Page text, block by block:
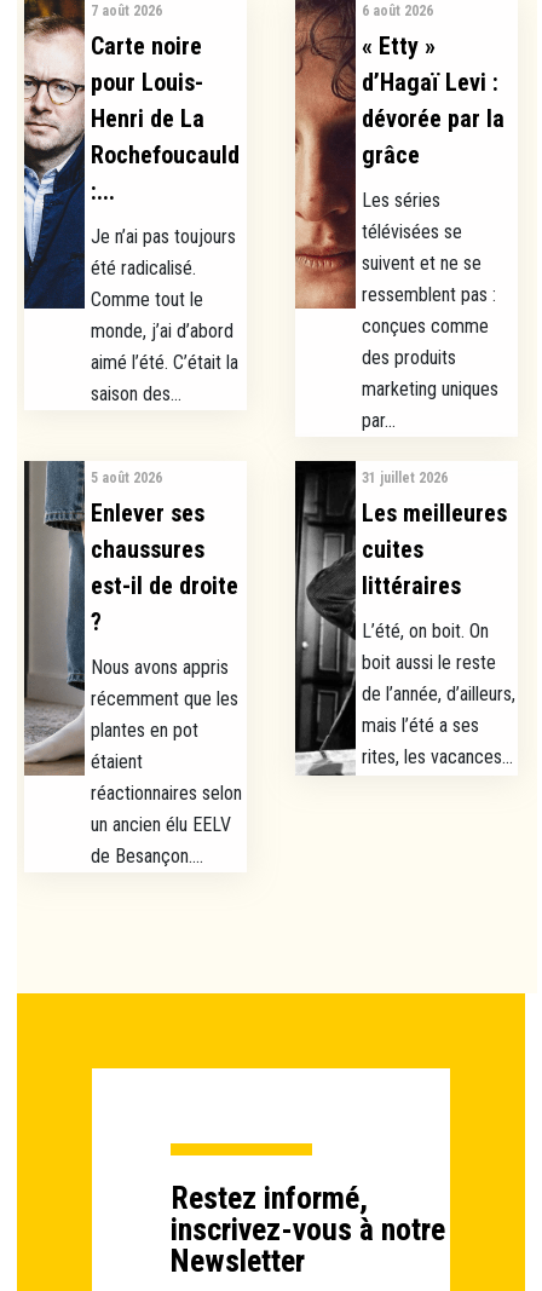
7 août 2026
Carte noire
pour Louis-
Henri de La
Rochefoucauld
:...
Je n’ai pas toujours
été radicalisé.
Comme tout le
monde, j’ai d’abord
aimé l’été. C’était la
saison des...
6 août 2026
« Etty »
d’Hagaï Levi :
dévorée par la
grâce
Les séries
télévisées se
suivent et ne se
ressemblent pas :
conçues comme
des produits
marketing uniques
par...
5 août 2026
Enlever ses
chaussures
est-il de droite
?
Nous avons appris
récemment que les
plantes en pot
étaient
réactionnaires selon
un ancien élu EELV
de Besançon....
31 juillet 2026
Les meilleures
cuites
littéraires
L’été, on boit. On
boit aussi le reste
de l’année, d’ailleurs,
mais l’été a ses
rites, les vacances...
Restez informé,
inscrivez-vous à notre
Newsletter